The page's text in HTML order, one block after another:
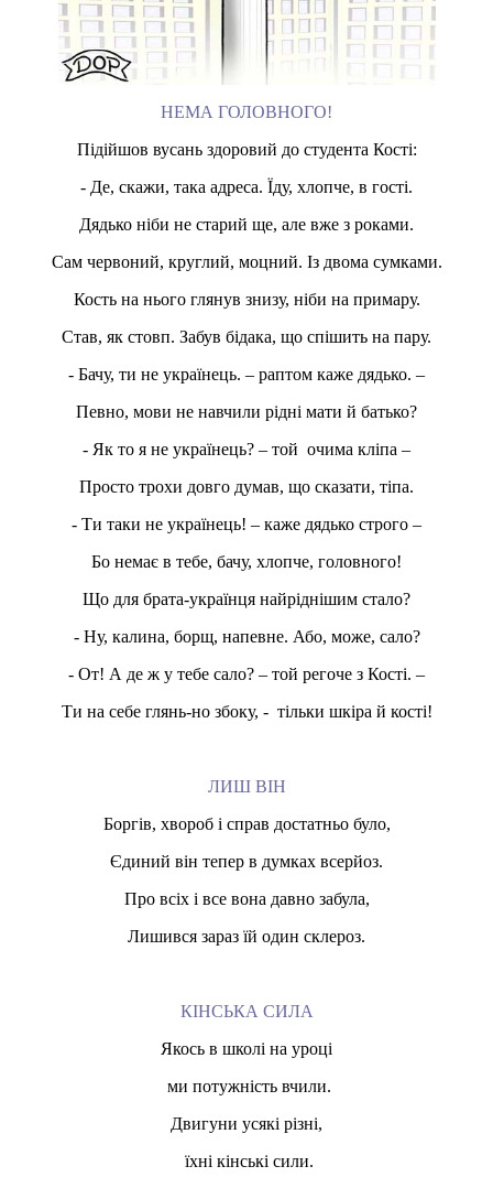
НЕМА ГОЛОВНОГО!
Підійшов вусань здоровий до студента Кості:
- Де, скажи, така адреса. Їду, хлопче, в гості.
Дядько ніби не старий ще, але вже з роками.
Сам червоний, круглий, моцний. Із двома сумками.
Кость на нього глянув знизу, ніби на примару.
Став, як стовп. Забув бідака, що спішить на пару.
- Бачу, ти не українець. – раптом каже дядько. –
Певно, мови не навчили рідні мати й батько?
- Як то я не українець? – той очима кліпа –
Просто трохи довго думав, що сказати, тіпа.
- Ти таки не українець! – каже дядько строго –
Бо немає в тебе, бачу, хлопче, головного!
Що для брата-українця найріднішим стало?
- Ну, калина, борщ, напевне. Або, може, сало?
- От! А де ж у тебе сало? – той регоче з Кості. –
Ти на себе глянь-но збоку, - тільки шкіра й кості!
ЛИШ ВІН
Боргів, хвороб і справ достатньо було,
Єдиний він тепер в думках всерйоз.
Про всіх і все вона давно забула,
Лишився зараз їй один склероз.
КІНСЬКА СИЛА
Якось в школі на уроці
ми потужність вчили.
Двигуни усякі різні,
їхні кінські сили.